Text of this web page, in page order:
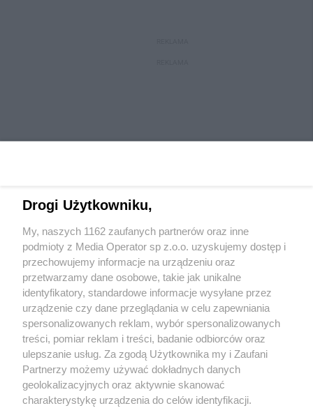
Wydawca mediówlokalnych
Nie zapomnij
zapoznać się z:
polityką prywatności regulamin korzystania z portali
Twojemiasto
Piekary Śląskie
Chorzów
Tarnowskie Góry
Skontaktuj się z nami
Kontakt
Wydawca
Redakcja
Drogi Użytkowniku,
My, naszych 1162 zaufanych partnerów oraz inne
podmioty z Media Operator sp z.o.o. uzyskujemy dostęp i
przechowujemy informacje na urządzeniu oraz
przetwarzamy dane osobowe, takie jak unikalne
identyfikatory, standardowe informacje wysyłane przez
urządzenie czy dane przeglądania w celu zapewniania
spersonalizowanych reklam, wybór spersonalizowanych
treści, pomiar reklam i treści, badanie odbiorców oraz
ulepszanie usług. Za zgodą Użytkownika my i Zaufani
Partnerzy możemy używać dokładnych danych
geolokalizacyjnych oraz aktywnie skanować
charakterystykę urządzenia do celów identyfikacji.